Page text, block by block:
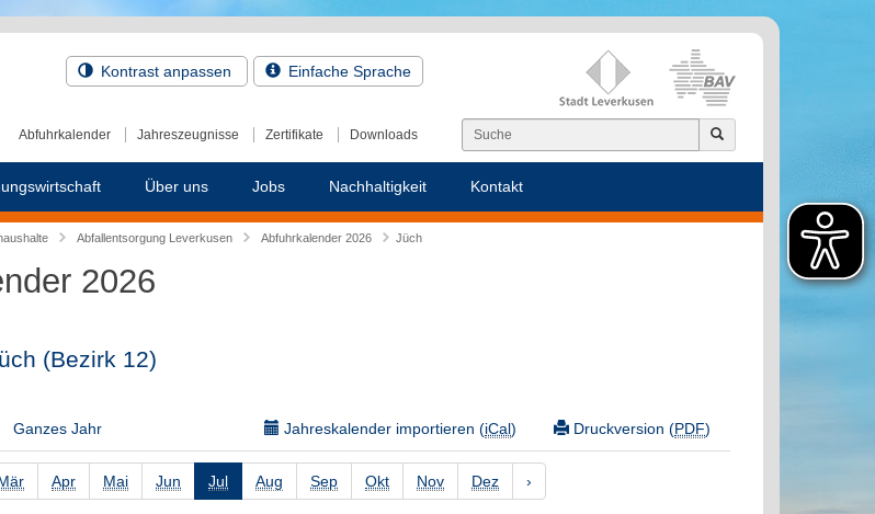
Kontrast anpassen Einfache Sprache
Abfuhrkalender Jahreszeugnisse Zertifikate Downloads
Über uns Jobs Nachhaltigkeit Kontakt
Abfallentsorgung Leverkusen Abfuhrkalender 2026 Jüch
2026
(Bezirk 12)
Ganzes Jahr Druckversion (PDF)
Jahreskalender importieren (iCal)
Apr Mai Jun Jul Aug Sep Okt Nov Dez ›